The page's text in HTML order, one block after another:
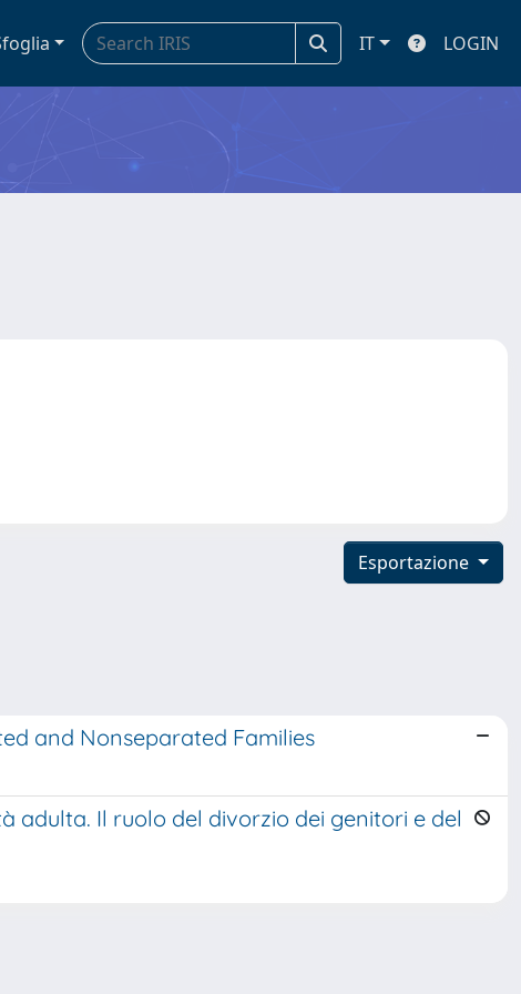
IT LOGIN
Esportazione
and Nonseparated Families
adulta. Il ruolo del divorzio dei genitori e del